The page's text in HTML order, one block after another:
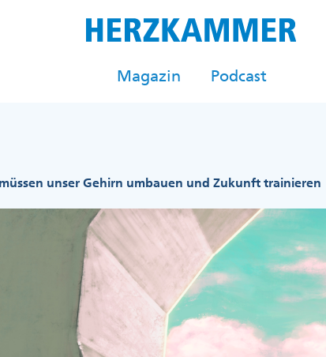
Magazin Podcast
unser Gehirn umbauen und Zukunft trainieren